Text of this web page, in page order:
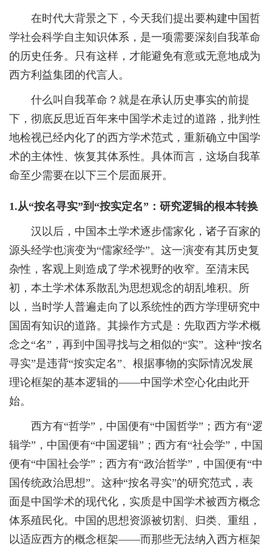
在时代大背景之下，今天我们提出要构建中国哲
学社会科学自主知识体系，是一项需要深刻自我革命
的历史任务。只有这样，才能避免有意或无意地成为
西方利益集团的代言人。
什么叫自我革命？就是在承认历史事实的前提
下，彻底反思近百年来中国学术走过的道路，批判性
地检视已经内化了的西方学术范式，重新确立中国学
术的主体性、恢复其体系性。具体而言，这场自我革
命至少需要在以下三个层面展开。
1.从“按名寻实”到“按实定名”：研究逻辑的根本转换
汉以后，中国本土学术逐步儒家化，诸子百家的
源头经学也演变为“儒家经学”。这一演变有其历史复
杂性，客观上则造成了学术视野的收窄。至清末民
初，本土学术体系散乱为思想观念的胡乱堆积。所
以，当时学人普遍走向了以系统性的西方学理研究中
国固有知识的道路。其操作方式是：先取西方学术概
念之“名”，再到中国寻找与之相似的“实”。这种“按名
寻实”是违背“按实定名”、根据事物的实际情况发展
理论框架的基本逻辑的——中国学术空心化由此开
始。
西方有“哲学”，中国便有“中国哲学”；西方有“逻
辑学”，中国便有“中国逻辑”；西方有“社会学”，中国
便有“中国社会学”；西方有“政治哲学”，中国便有“中
国传统政治思想”。这种“按名寻实”的研究范式，表
面是中国学术的现代化，实质是中国学术被西方概念
体系殖民化。中国的思想资源被切割、归类、重组，
以适应西方的概念框架——而那些无法纳入西方框架